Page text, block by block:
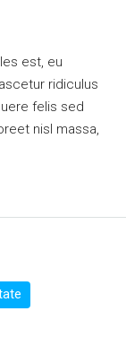
est, eu
ridiculus
felis sed
nisl massa,